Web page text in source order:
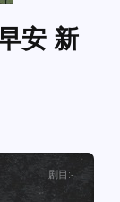
安 新
剧目 :-